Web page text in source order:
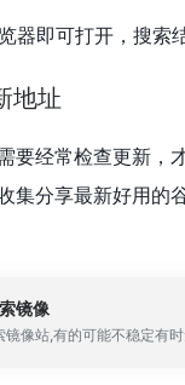
器即可打开，搜索
地址
要经常检查更新，
集分享最新好用的
镜像